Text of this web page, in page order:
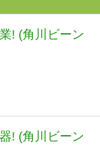
! (角川ビーン
! (角川ビーン